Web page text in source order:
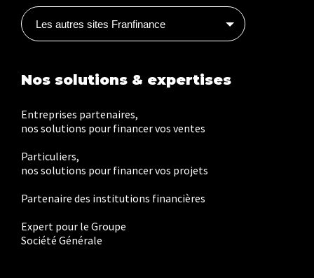
Les autres sites Franfinance
Nos solutions & expertises
Entreprises partenaires,
nos solutions pour financer vos ventes
Particuliers,
nos solutions pour financer vos projets
Partenaire des institutions financières
Expert pour le Groupe
Société Générale